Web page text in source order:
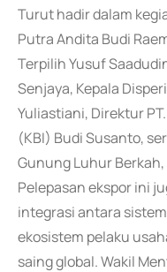
Turut hadir dalam
Putra Andita Budi
Terpilih Yusuf
Senjaya, Kepala
Yuliastiani, Direktur
(KBI) Budi Susanto,
Gunung Luhur
Pelepasan ekspor ini
integrasi antara
ekosistem pelaku
saing global. Wakil